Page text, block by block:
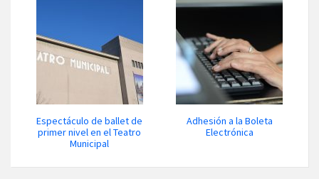
Espectáculo de ballet de
primer nivel en el Teatro
Municipal
Adhesión a la Boleta
Electrónica